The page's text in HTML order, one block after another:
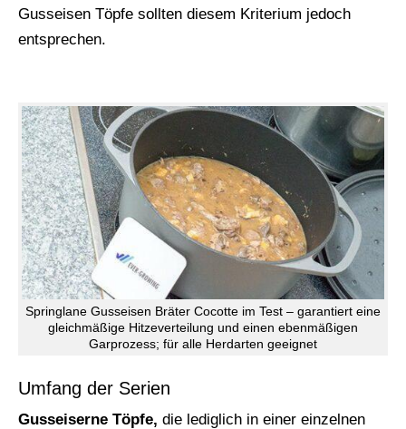
Gusseisen Töpfe sollten diesem Kriterium jedoch
entsprechen.
Springlane Gusseisen Bräter Cocotte im Test – garantiert eine
gleichmäßige Hitzeverteilung und einen ebenmäßigen
Garprozess; für alle Herdarten geeignet
Umfang der Serien
Gusseiserne Töpfe, die lediglich in einer einzelnen